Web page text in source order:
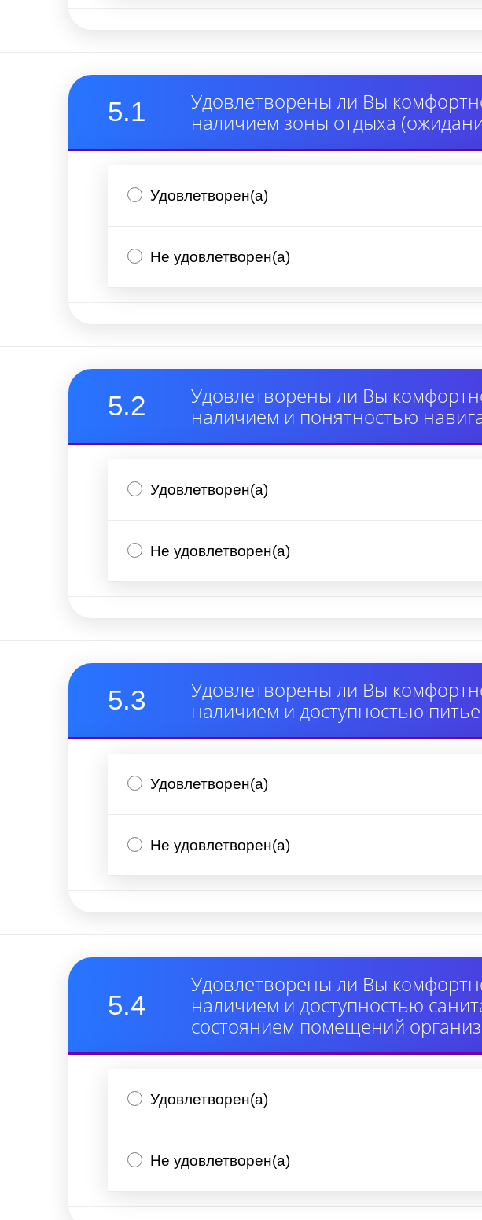
5.1
Удовлетворены ли Вы
наличием зоны отдыха
Удовлетворен(а)
Не удовлетворен(а)
5.2
Удовлетворены ли Вы
наличием и понятностью
Удовлетворен(а)
Не удовлетворен(а)
5.3
Удовлетворены ли Вы
наличием и доступностью
Удовлетворен(а)
Не удовлетворен(а)
5.4
Удовлетворены ли Вы
наличием и доступностью
состоянием помещений
Удовлетворен(а)
Не удовлетворен(а)